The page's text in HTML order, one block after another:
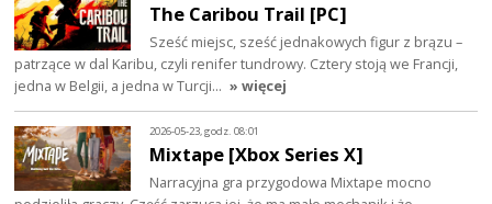
The Caribou Trail [PC]
Sześć miejsc, sześć jednakowych figur z brązu –
patrzące w dal Karibu, czyli renifer tundrowy. Cztery stoją we Francji,
jedna w Belgii, a jedna w Turcji… » więcej
2026-05-23, godz. 08:01
Mixtape [Xbox Series X]
Narracyjna gra przygodowa Mixtape mocno